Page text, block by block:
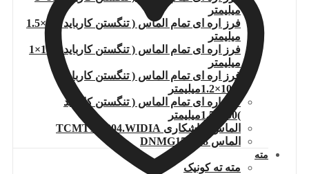
میلیمتر
فرز اره ای تمام الماس ( تنگستن کارباید )80×1.5
میلیمتر
فرز اره ای تمام الماس ( تنگستن کارباید )100×1
میلیمتر
فرز اره ای تمام الماس ( تنگستن کارباید
فرز اره ای تمام الماس ( تنگستن کارباید
)100×1.5میلیمتر
الماس تراشکاری TCMT110204.WIDIA
الماس DNMG150608
مته
مته ته کونیک